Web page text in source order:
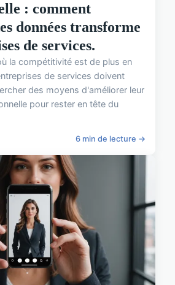
: comment
données transforme
de services.
la compétitivité est de plus en
de services doivent
des moyens d'améliorer leur
pour rester en tête du
6 min de lecture →